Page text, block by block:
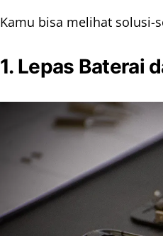
Kamu bisa melihat solusi-
1. Lepas Baterai